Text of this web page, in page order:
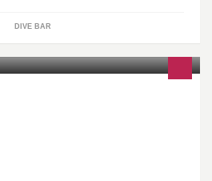
DIVE BAR